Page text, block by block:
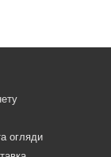
огляди